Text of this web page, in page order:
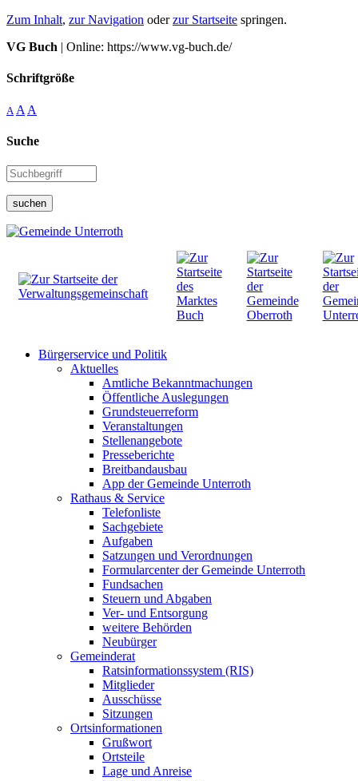
Zum Inhalt, zur Navigation oderzur Startseite springen.
VG Buch | Online: https://www.vg-buch.de/
Schriftgröße
A A A
Suche
suchen
Bürgerservice und Politik
Aktuelles
Amtliche Bekanntmachungen
Öffentliche Auslegungen
Grundsteuerreform
Veranstaltungen
Stellenangebote
Presseberichte
Breitbandausbau
App der Gemeinde Unterroth
Rathaus & Service
Telefonliste
Sachgebiete
Aufgaben
Satzungen und Verordnungen
Formularcenter der Gemeinde Unterroth
Fundsachen
Steuern und Abgaben
Ver- und Entsorgung
weitere Behörden
Neubürger
Gemeinderat
Ratsinformationssystem (RIS)
Mitglieder
Ausschüsse
Sitzungen
Ortsinformationen
Grußwort
Ortsteile
Lage und Anreise